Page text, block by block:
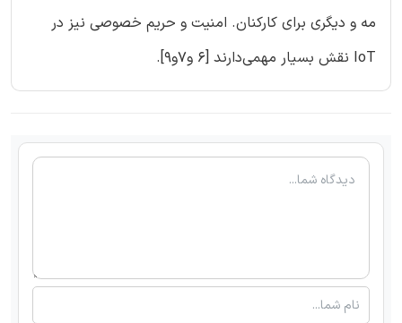
مه و دیگری برای کارکنان. امنیت و حریم خصوصی نیز در
IoT نقش بسیار مهمی‌دارند [6 و7و9].